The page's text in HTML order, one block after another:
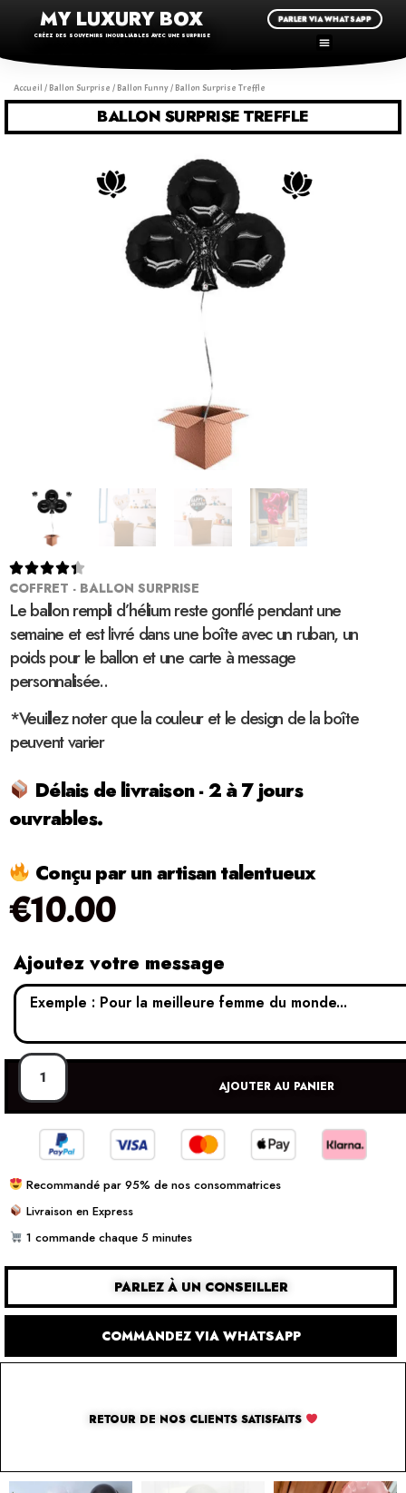
MY LUXURY BOX
CRÉEZ DES SOUVENIRS INOUBLIABLES AVEC UNE SURPRISE
PARLER VIA WHATSAPP
Accueil / Ballon Surprise / Ballon Funny/ Ballon Surprise Treffle
BALLON SURPRISE TREFFLE

COFFRET - BALLON SURPRISE
Le ballon rempli d’hélium reste gonflé pendant une
semaine et est livré dans une boîte avec un ruban, un
poids pour le ballon et une carte à message
personnalisée..
*Veuillez noter que la couleur et le design de la boîte
peuvent varier
Délais de livraison - 2 à 7 jours
ouvrables.
Conçu par un artisan talentueux
€10.00
Ajoutez votre message
AJOUTER AU PANIER
Recommandé par 95% de nos consommatrices
Livraison en Express
1 commande chaque 5 minutes
PARLEZ À UN CONSEILLER
COMMANDEZ VIA WHATSAPP
RETOUR DE NOS CLIENTS SATISFAITS